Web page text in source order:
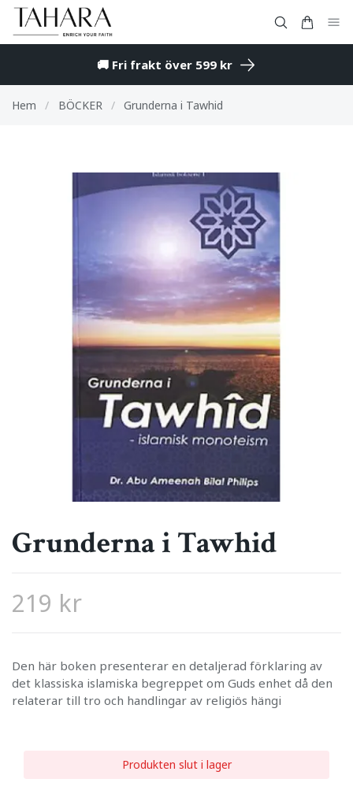
🚚 Fri frakt över 599 kr
Hem / BÖCKER / Grunderna i Tawhid
Grunderna i Tawhid
219 kr
Den här boken presenterar en detaljerad förklaring av
det klassiska islamiska begreppet om Guds enhet då den
relaterar till tro och handlingar av religiös hängi
Produkten slut i lager